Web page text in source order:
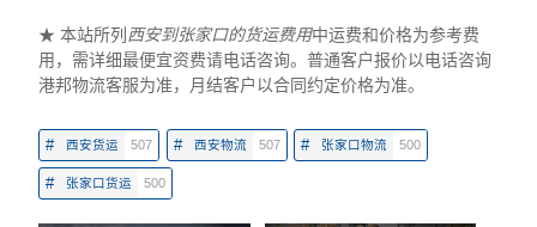
★ 本站所列 西安到张家口的货运费用中运费和价格为参考费
用，需详细最便宜资费请电话咨询。普通客户报价以电话咨询
港邦物流客服为准，月结客户以合同约定价格为准。
# 西安货运 507 # 西安物流 507 # 张家口物流 500
# 张家口货运 500